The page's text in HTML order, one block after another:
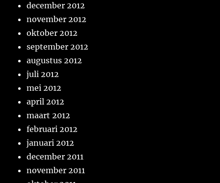
december 2012
november 2012
oktober 2012
september 2012
augustus 2012
juli 2012
mei 2012
april 2012
maart 2012
februari 2012
januari 2012
december 2011
november 2011